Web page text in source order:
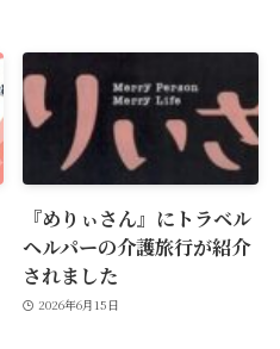
『めりぃさん』にトラベル
ヘルパーの介護旅行が紹介
されました
2026年6月15日